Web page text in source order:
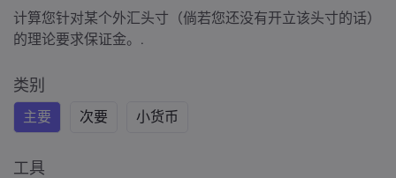
计算您针对某个外汇头寸（倘若您还没有开立该头寸的话）
的理论要求保证金。.
类别
主要 次要 小货币
工具